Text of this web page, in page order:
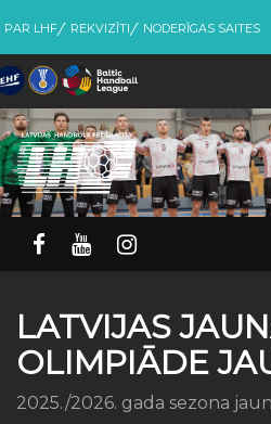
PAR LHF REKVIZĪTI NODERĪGAS SAITES
LATVIJAS
OLIMPIĀDE
2025./2026. gada sezona